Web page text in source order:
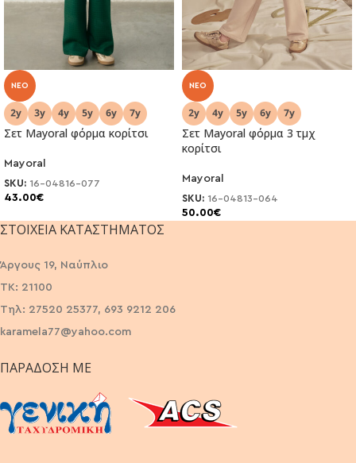
NEO
Σετ Mayoral φόρμα κορίτσι
Mayoral
SKU: 16-04816-077
43.00€
NEO
Σετ Mayoral φόρμα 3 τμχ
κορίτσι
Mayoral
SKU: 16-04813-064
50.00€
ΣΤΟΙΧΕΊΑ ΚΑΤΑΣΤΉΜΑΤΟΣ
Άργους 19, Ναύπλιο
ΤΚ: 21100
Τηλ: 27520 25377, 693 9212 206
karamela77@yahoo.com
ΠΑΡΆΔΟΣΗ ΜΕ